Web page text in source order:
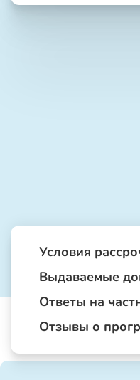
Условия
Выдаваемые
Ответы на
Отзывы о